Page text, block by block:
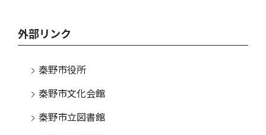
外部リンク
秦野市役所
秦野市文化会館
秦野市立図書館